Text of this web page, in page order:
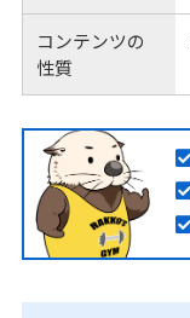
コンテンツの
性質